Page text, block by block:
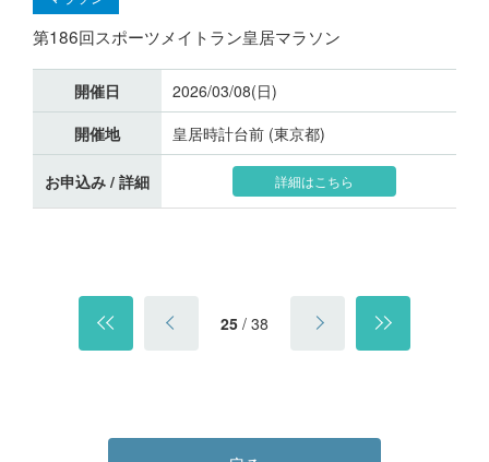
第186回スポーツメイトラン皇居マラソン
開催日
2026/03/08(日)
開催地
皇居時計台前 (東京都)
お申込み / 詳細 詳細はこちら
25 / 38